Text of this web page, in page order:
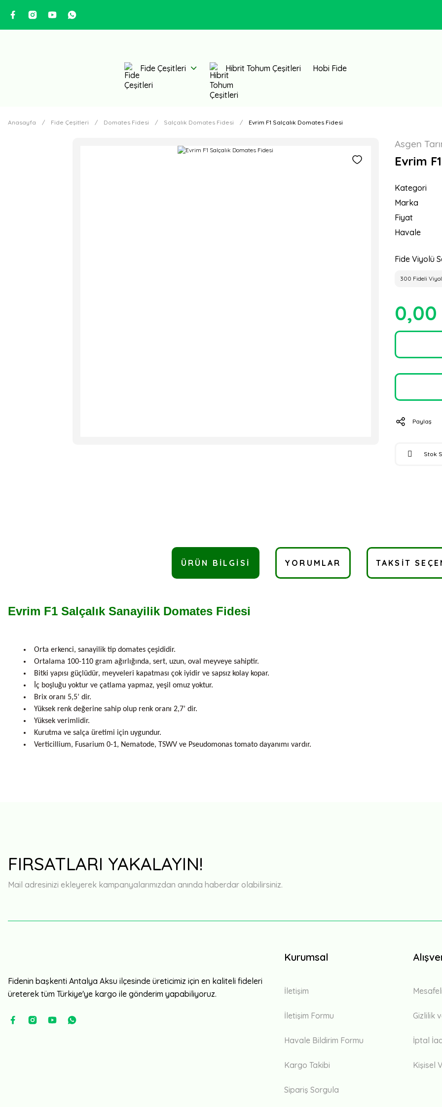
Fide Çeşitleri Hibrit Tohum Çeşitleri Hobi Fide
Anasayfa Fide Çeşitleri Domates Fidesi Salçalık Domates Fidesi Evrim F1 Salçalık Domates Fidesi
Asgen
Evrim
Kategori
Marka
Fiyat
Havale
Fide Viyolü
300 Fideli Viyol
0,00
Paylaş
Stok
ÜRÜN BILGISI YORUMLAR TAKSIT
Evrim F1 Salçalık Sanayilik Domates Fidesi
Orta erkenci, sanayilik tip domates çeşididir.
Ortalama 100-110 gram ağırlığında, sert, uzun, oval meyveye sahiptir.
Bitki yapısı güçlüdür, meyveleri kapatması çok iyidir ve sapsız kolay kopar.
İç boşluğu yoktur ve çatlama yapmaz, yeşil omuz yoktur.
Brix oranı 5,5’ dir.
Yüksek renk değerine sahip olup renk oranı 2,7’ dir.
Yüksek verimlidir.
Kurutma ve salça üretimi için uygundur.
Verticillium, Fusarium 0-1, Nematode, TSWV ve Pseudomonas tomato dayanımı vardır.
FIRSATLARI YAKALAYIN!
Mail adresinizi ekleyerek kampanyalarımızdan anında haberdar olabilirsiniz.
Fidenin başkenti Antalya Aksu ilçesinde üreticimiz için en kaliteli fideleri
üreterek tüm Türkiye'ye kargo ile gönderim yapabiliyoruz.
Kurumsal
İletişim
İletişim Formu
Havale Bildirim Formu
Kargo Takibi
Sipariş Sorgula
Gizlilik
İptal
Kişisel